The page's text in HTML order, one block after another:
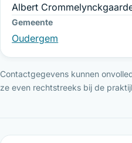
Albert
Gemeente
Oudergem
Contactgegevens kunnen
ze even rechtstreeks bij de